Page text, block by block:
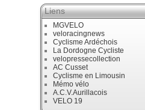
Liens
MGVELO
veloracingnews
Cyclisme Ardéchois
La Dordogne Cycliste
velopressecollection
AC Cusset
Cyclisme en Limousin
Mémo vélo
A.C.V.Aurillacois
VELO 19